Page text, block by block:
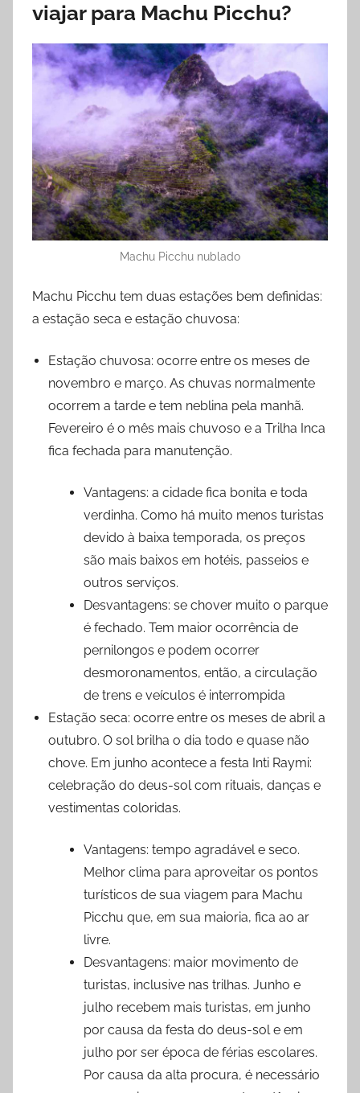
viajar para Machu Picchu?
Machu Picchu nublado
Machu Picchu tem duas estações bem definidas:
a estação seca e estação chuvosa:
Estação chuvosa: ocorre entre os meses de
novembro e março. As chuvas normalmente
ocorrem a tarde e tem neblina pela manhã.
Fevereiro é o mês mais chuvoso e a Trilha Inca
fica fechada para manutenção.
Vantagens: a cidade fica bonita e toda
verdinha. Como há muito menos turistas
devido à baixa temporada, os preços
são mais baixos em hotéis, passeios e
outros serviços.
Desvantagens: se chover muito o parque
é fechado. Tem maior ocorrência de
pernilongos e podem ocorrer
desmoronamentos, então, a circulação
de trens e veículos é interrompida
Estação seca: ocorre entre os meses de abril a
outubro. O sol brilha o dia todo e quase não
chove. Em junho acontece a festa Inti Raymi:
celebração do deus-sol com rituais, danças e
vestimentas coloridas.
Vantagens: tempo agradável e seco.
Melhor clima para aproveitar os pontos
turísticos de sua viagem para Machu
Picchu que, em sua maioria, fica ao ar
livre.
Desvantagens: maior movimento de
turistas, inclusive nas trilhas. Junho e
julho recebem mais turistas, em junho
por causa da festa do deus-sol e em
julho por ser época de férias escolares.
Por causa da alta procura, é necessário